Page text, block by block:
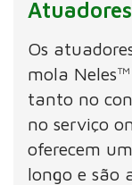
Os
mola
tanto no
no serviço
oferecem
longo e são